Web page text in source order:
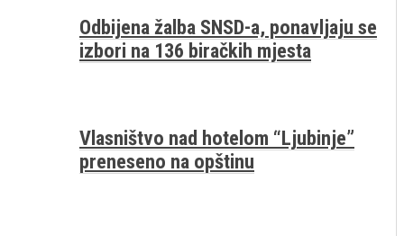
Odbijena žalba SNSD-a, ponavljaju se
izbori na 136 biračkih mjesta
Vlasništvo nad hotelom “Ljubinje”
preneseno na opštinu